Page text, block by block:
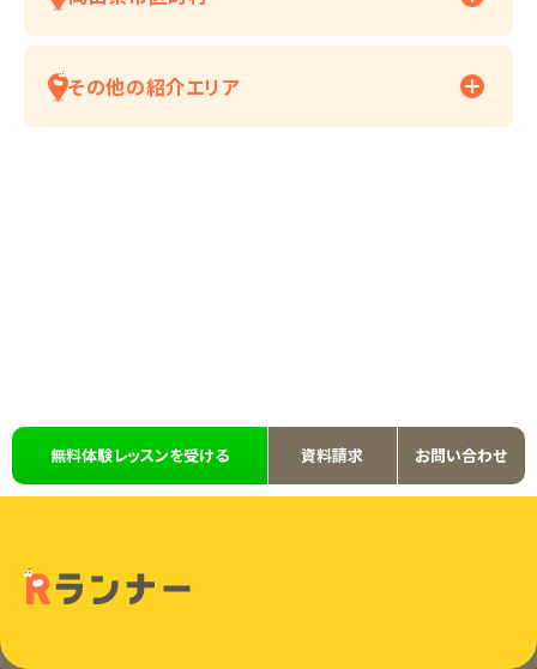
その他の紹介エリア
無料体験レッスンを受ける 資料請求 お問い合わせ